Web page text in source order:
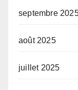
septembre
août 2025
juillet 2025